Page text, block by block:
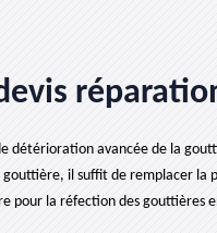
détérioration avancée de la
il suffit de remplacer la
pour la réfection des gouttières